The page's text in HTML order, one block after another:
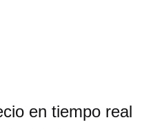
en tiempo real